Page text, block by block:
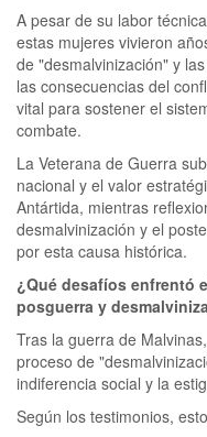
A pesar de su labor
estas mujeres vivieron
de "desmalvinización" y
las consecuencias del
vital para sostener el
combate.
La Veterana de Guerra
nacional y el valor
Antártida, mientras
desmalvinización y el
por esta causa histórica.
¿Qué desafíos enfrentó
posguerra y
Tras la guerra de
proceso de
indiferencia social y la
Según los testimonios,